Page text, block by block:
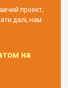
проект,
далі, нам
на